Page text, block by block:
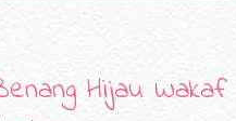
Hijau Wakaf